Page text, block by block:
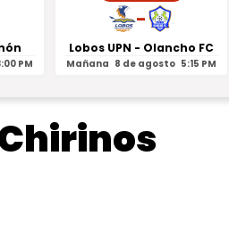
PM
-
Lobos UPN - Olancho FC
Mañana 8 de agosto 5:15 PM